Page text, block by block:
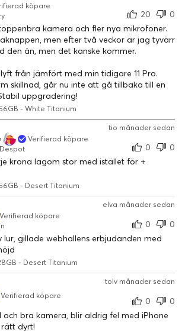
köpare
20
0
kamera och fler nya mikrofoner.
men efter två veckor är jag tyvärr
den än, men det kanske kommer.
från jämfört med min tidigare 11 Pro.
skillnad, går nu inte att gå tillbaka till en
uppgradering!
- White Titanium
tio månader sedan
Verifierad köpare
0
0
krona lagom stor med istället för +
- Desert Titanium
elva månader sedan
Verifierad köpare
0
0
lur, gillade webhallens erbjudanden med
- Desert Titanium
tolv månader sedan
Verifierad köpare
0
0
bra kamera, blir aldrig fel med iPhone
dyrt!